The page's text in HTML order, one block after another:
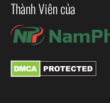
Thành Viên của